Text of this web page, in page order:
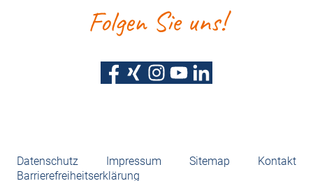
Folgen Sie uns!
Datenschutz Impressum Sitemap
Kontakt
Barrierefreiheitserklärung